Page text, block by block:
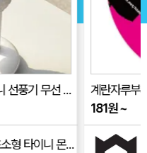
인사이디 탁상용 BLDC 자연풍 미니 선풍기 무선 저소음 스탠드 선풍기 ISF-100
하이온 12cm 65g 초소형 타이니 몬스터 휴대용 선풍기 H14
계란자루
181원~